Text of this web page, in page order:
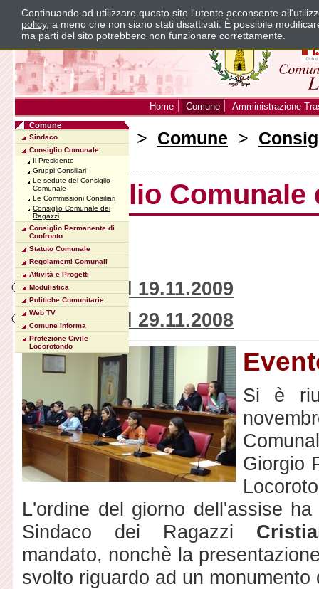
Home Comune Amministrazione
Sei in:Home> Comune >
Ragazzi
Consiglio Comunale
Indice
Evento del 19.11.2009
Evento del 29.11.2008
Si è
Giorgio
L'ordine del giorno dell'assise
Sindaco dei Ragazzi
mandato, nonchè la
svolto riguardo ad un
Comune
Sindaco
Consiglio Comunale
Il Presidente
Gruppi Consiliari
Le sedute del Consiglio
Comunale
Le Commissioni Consiliari
Consiglio Comunale dei
Ragazzi
Consiglio Permanente di
Confronto
Statuto Comunale
Regolamenti Comunali
Attività e Progetti
Modulistica
Politiche Comunitarie
Web TV
Comune informa
Protezione Civile
Locorotondo
Continuando ad utilizzare questo sito l'utente acconsente
policy, a meno che non siano stati disattivati. È possibile
ma parti del sito potrebbero non funzionare correttamente.